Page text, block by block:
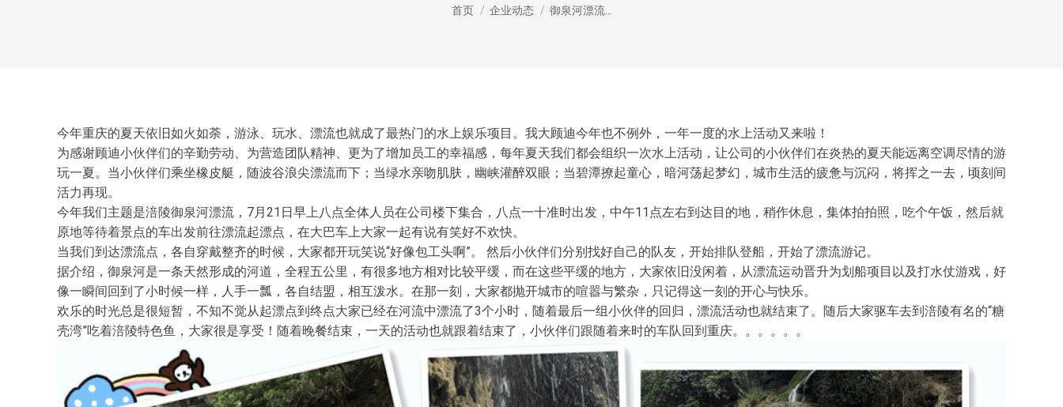
首页 企业动态 御泉河漂流…
今年重庆的夏天依旧如火如荼，游泳、玩水、漂流也就成了最热门的水上娱乐项目。我大顾迪今年也不例外，一年一度的水上活动又来啦！
为感谢顾迪小伙伴们的辛勤劳动、为营造团队精神、更为了增加员工的幸福感，每年夏天我们都会组织一次水上活动，让公司的小伙伴们在炎热的夏天能远离空调尽情的游
玩一夏。当小伙伴们乘坐橡皮艇，随波谷浪尖漂流而下；当绿水亲吻肌肤，幽峡灌醉双眼；当碧潭撩起童心，暗河荡起梦幻，城市生活的疲惫与沉闷，将挥之一去，顷刻间
活力再现。
今年我们主题是涪陵御泉河漂流，7月21日早上八点全体人员在公司楼下集合，八点一十准时出发，中午11点左右到达目的地，稍作休息，集体拍拍照，吃个午饭，然后就
原地等待着景点的车出发前往漂流起漂点，在大巴车上大家一起有说有笑好不欢快。
当我们到达漂流点，各自穿戴整齐的时候，大家都开玩笑说“好像包工头啊”。 然后小伙伴们分别找好自己的队友，开始排队登船，开始了漂流游记。
据介绍，御泉河是一条天然形成的河道，全程五公里，有很多地方相对比较平缓，而在这些平缓的地方，大家依旧没闲着，从漂流运动晋升为划船项目以及打水仗游戏，好
像一瞬间回到了小时候一样，人手一瓢，各自结盟，相互泼水。在那一刻，大家都抛开城市的喧嚣与繁杂，只记得这一刻的开心与快乐。
欢乐的时光总是很短暂，不知不觉从起漂点到终点大家已经在河流中漂流了3个小时，随着最后一组小伙伴的回归，漂流活动也就结束了。随后大家驱车去到涪陵有名的“糖
壳湾”吃着涪陵特色鱼，大家很是享受！随着晚餐结束，一天的活动也就跟着结束了，小伙伴们跟随着来时的车队回到重庆。。。。。。